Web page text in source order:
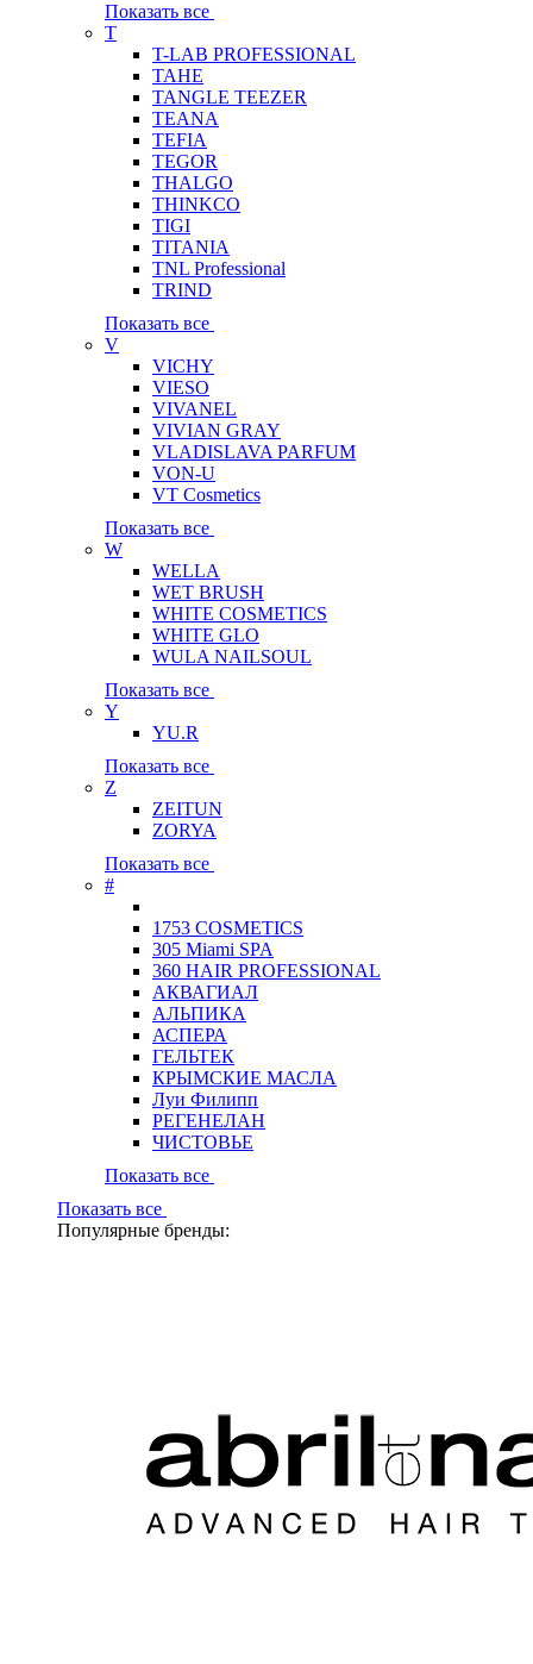
Показать все
T
T-LAB PROFESSIONAL
TAHE
TANGLE TEEZER
TEANA
TEFIA
TEGOR
THALGO
THINKCO
TIGI
TITANIA
TNL Professional
TRIND
Показать все
V
VICHY
VIESO
VIVANEL
VIVIAN GRAY
VLADISLAVA PARFUM
VON-U
VT Cosmetics
Показать все
W
WELLA
WET BRUSH
WHITE COSMETICS
WHITE GLO
WULA NAILSOUL
Показать все
Y
YU.R
Показать все
Z
ZEITUN
ZORYA
Показать все
#
1753 COSMETICS
305 Miami SPA
360 HAIR PROFESSIONAL
АКВАГИАЛ
АЛЬПИКА
АСПЕРА
ГЕЛЬТЕК
КРЫМСКИЕ МАСЛА
Луи Филипп
РЕГЕНЕЛАН
ЧИСТОВЬЕ
Показать все
Показать все
Популярные бренды: